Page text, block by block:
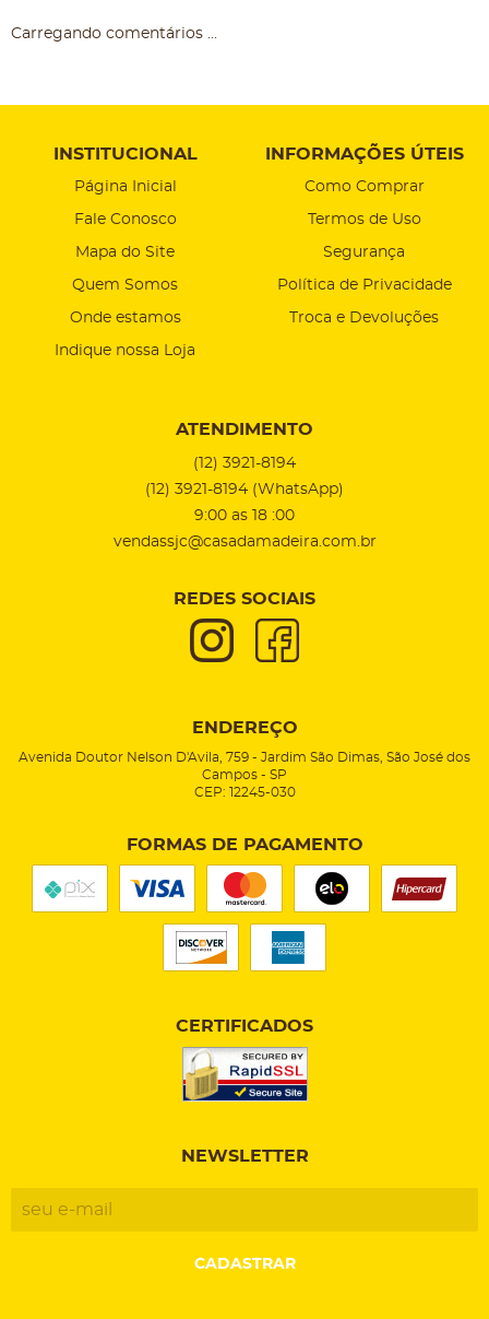
Carregando comentários ...
INSTITUCIONAL
Página Inicial
Fale Conosco
Mapa do Site
Quem Somos
Onde estamos
Indique nossa Loja
INFORMAÇÕES ÚTEIS
Como Comprar
Termos de Uso
Segurança
Política de Privacidade
Troca e Devoluções
ATENDIMENTO
(12) 3921-8194
(12) 3921-8194 (WhatsApp)
9:00 as 18 :00
vendassjc@casadamadeira.com.br
REDES SOCIAIS
ENDEREÇO
Avenida Doutor Nelson D'Avila, 759 - Jardim São Dimas, São José dos
Campos - SP
CEP: 12245-030
FORMAS DE PAGAMENTO
CERTIFICADOS
NEWSLETTER
CADASTRAR